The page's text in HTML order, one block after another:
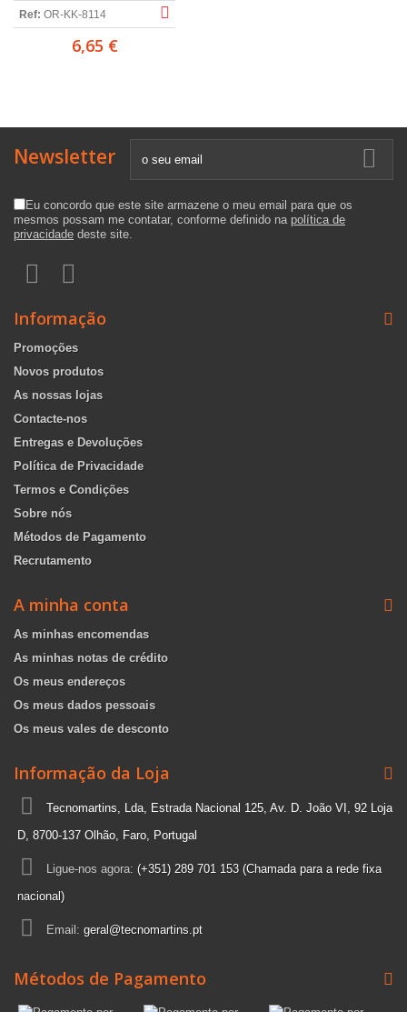
Ref: OR-KK-8114
6,65 €
Newsletter
Eu concordo que este site armazene o meu email para que os
mesmos possam me contatar, conforme definido na política de
privacidade deste site.
Informação
Promoções
Novos produtos
As nossas lojas
Contacte-nos
Entregas e Devoluções
Política de Privacidade
Termos e Condições
Sobre nós
Métodos de Pagamento
Recrutamento
A minha conta
As minhas encomendas
As minhas notas de crédito
Os meus endereços
Os meus dados pessoais
Os meus vales de desconto
Informação da Loja
Tecnomartins, Lda, Estrada Nacional 125, Av. D. João VI, 92 Loja
D, 8700-137 Olhão, Faro, Portugal
Ligue-nos agora: (+351) 289 701 153 (Chamada para a rede fixa
nacional)
Email: geral@tecnomartins.pt
Métodos de Pagamento